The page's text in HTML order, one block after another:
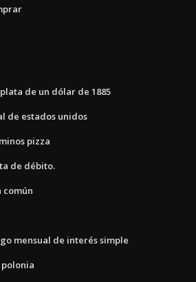
de un dólar de 1885
de estados unidos
pizza
de débito.
común
mensual de interés simple